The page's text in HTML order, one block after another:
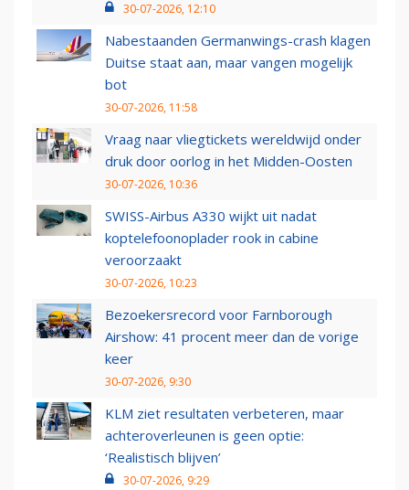
30-07-2026, 12:10
Nabestaanden Germanwings-crash klagen
Duitse staat aan, maar vangen mogelijk
bot
30-07-2026, 11:58
Vraag naar vliegtickets wereldwijd onder
druk door oorlog in het Midden-Oosten
30-07-2026, 10:36
SWISS-Airbus A330 wijkt uit nadat
koptelefoonoplader rook in cabine
veroorzaakt
30-07-2026, 10:23
Bezoekersrecord voor Farnborough
Airshow: 41 procent meer dan de vorige
keer
30-07-2026, 9:30
KLM ziet resultaten verbeteren, maar
achteroverleunen is geen optie:
‘Realistisch blijven’
30-07-2026, 9:29